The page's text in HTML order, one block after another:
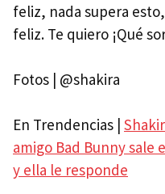
feliz, nada supera
feliz. Te quiero ¡Qué
Fotos | @shakira
En Trendencias |
amigo Bad Bunny sale
y ella le responde